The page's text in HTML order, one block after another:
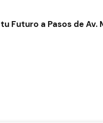
Futuro a Pasos de Av.